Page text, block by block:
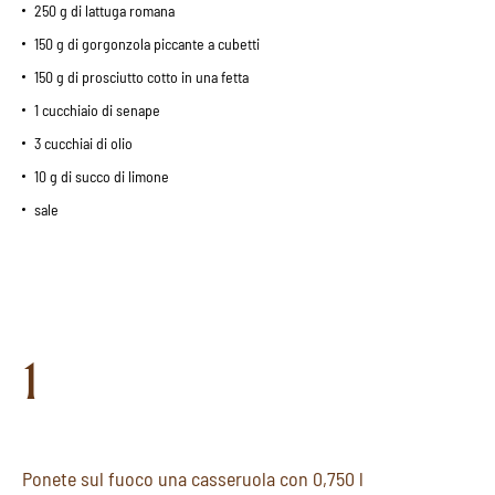
250 g di lattuga romana
150 g di gorgonzola piccante a cubetti
150 g di prosciutto cotto in una fetta
1 cucchiaio di senape
3 cucchiai di olio
10 g di succo di limone
sale
1
Ponete sul fuoco una casseruola con 0,750 l